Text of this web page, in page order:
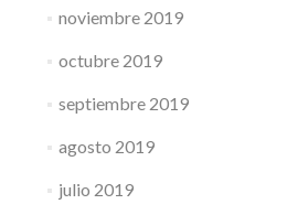
noviembre 2019
octubre 2019
septiembre 2019
agosto 2019
julio 2019